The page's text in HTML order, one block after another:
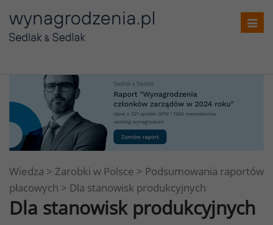
Wiedza > Zarobki w Polsce > Podsumowania raportów
płacowych > Dla stanowisk produkcyjnych
Dla stanowisk produkcyjnych